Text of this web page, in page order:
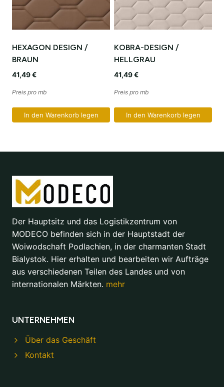
HEXAGON DESIGN /
BRAUN
41,49€
Preis pro mb
In den Warenkorb legen
KOBRA-DESIGN /
HELLGRAU
41,49€
Preis pro mb
In den Warenkorb legen
Der Hauptsitz und das Logistikzentrum von
MODECO befinden sich in der Hauptstadt der
Woiwodschaft Podlachien, in der charmanten Stadt
Bialystok. Hier erhalten und bearbeiten wir Aufträge
aus verschiedenen Teilen des Landes und von
internationalen Märkten. mehr
UNTERNEHMEN
Über das Geschäft
Kontakt